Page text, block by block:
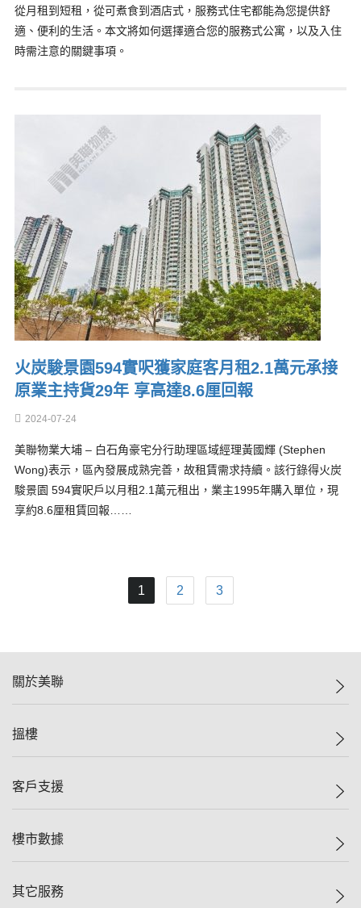
從月租到短租，從可煮食到酒店式，服務式住宅都能為您提供舒
適、便利的生活。本文將如何選擇適合您的服務式公寓，以及入住
時需注意的關鍵事項。
火炭駿景園594實呎獲家庭客月租2.1萬元承接
原業主持貨29年 享高達8.6厘回報
2024-07-24
美聯物業大埔 – 白石角豪宅分行助理區域經理黃國輝 (Stephen
Wong)表示，區內發展成熟完善，故租賃需求持續。該行錄得火炭
駿景園 594實呎戶以月租2.1萬元租出，業主1995年購入單位，現
享約8.6厘租賃回報……
1 2 3
關於美聯
美聯集團
人才招募
搵樓
一手新盤
減價
美聯豪宅
客戶支援
自助放盤
查詢熱線
樓市數據
樓價指數
其它服務